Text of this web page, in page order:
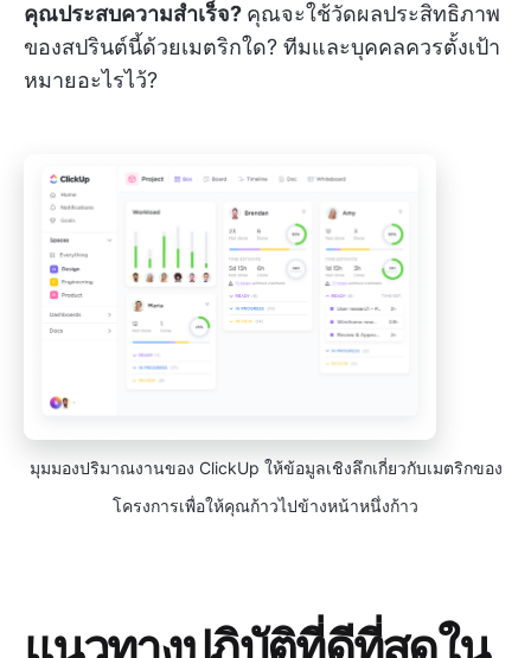
คุณประสบความสำเร็จ? คุณจะใช้วัดผลประสิทธิภาพ
ของสปรินต์นี้ด้วยเมตริกใด? ทีมและบุคคลควรตั้งเป้า
หมายอะไรไว้?
มุมมองปริมาณงานของ ClickUp ให้ข้อมูลเชิงลึกเกี่ยวกับเมตริกของ
โครงการเพื่อให้คุณก้าวไปข้างหน้าหนึ่งก้าว
แนวทางปฏิบัติที่ดีที่สุดใน